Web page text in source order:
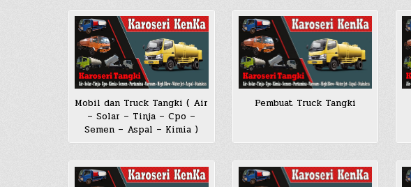
Mobil dan Truck Tangki ( Air
– Solar – Tinja – Cpo –
Semen – Aspal – Kimia )
Pembuat Truck Tangki